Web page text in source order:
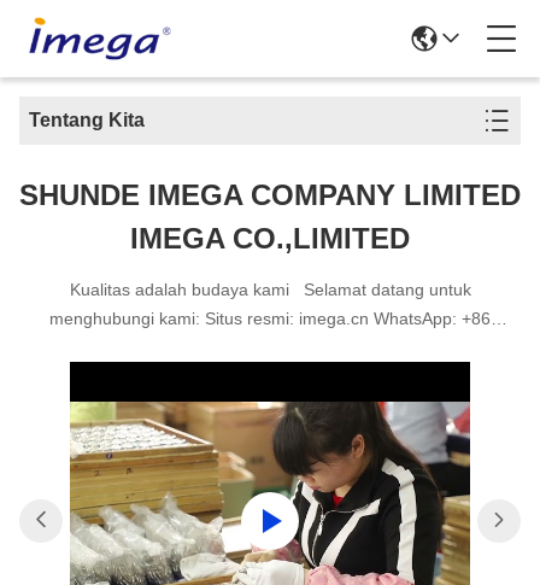
Tentang Kita
SHUNDE IMEGA COMPANY LIMITED
IMEGA CO.,LIMITED
Kualitas adalah budaya kami Selamat datang untuk
menghubungi kami: Situs resmi: imega.cn WhatsApp: +86